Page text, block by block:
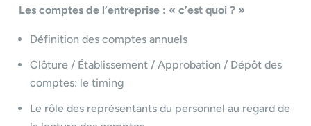
Les comptes de l’entreprise : « c’est quoi ? »
Définition des comptes annuels
Clôture / Établissement / Approbation / Dépôt des
comptes: le timing
Le rôle des représentants du personnel au regard de